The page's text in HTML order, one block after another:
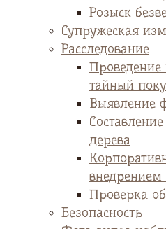
Розыск
Супружеская
Расследование
Проведение
тайный
Выявление
дерева
внедрением
Проверка
Безопасность